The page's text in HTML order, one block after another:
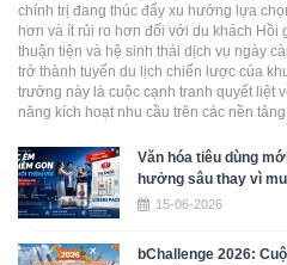
chính trị đang thúc đẩy xu hướng lựa
hơn và ít rủi ro hơn đối với du khách Hồi
thuận tiện và hệ sinh thái dịch vụ ngày
trở thành tuyến du lịch chiến lược của
trưởng này là cuộc cạnh tranh quyết liệt
năng kích hoạt nhu cầu trên các nền tảng
Văn hóa tiêu dùng
hưởng sâu thay vì
15-06-2026
bChallenge 2026: